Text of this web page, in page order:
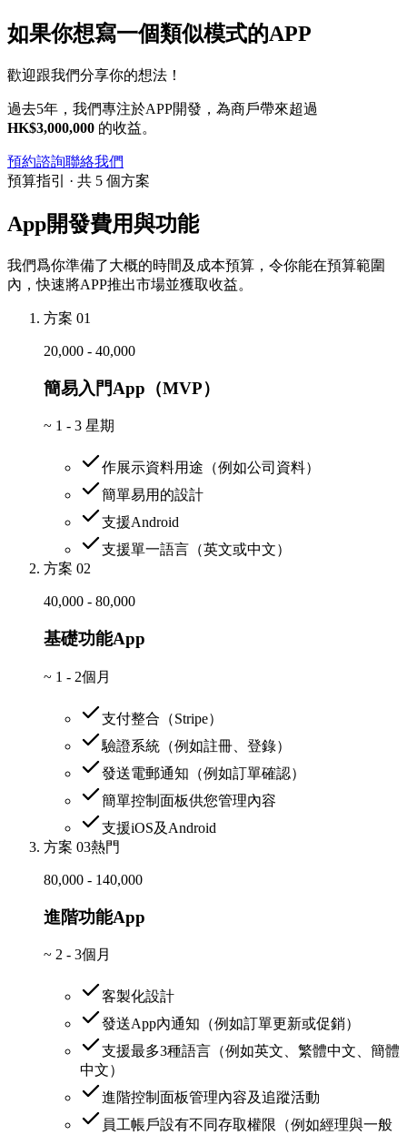
如果你想寫一個類似模式的APP
歡迎跟我們分享你的想法！
過去5年，我們專注於APP開發，為商戶帶來超過
HK$3,000,000 的收益。
預約諮詢聯絡我們
預算指引 · 共 5 個方案
App開發費用與功能
我們爲你準備了大概的時間及成本預算，令你能在預算範圍
內，快速將APP推出市場並獲取收益。
方案 01
20,000 - 40,000
簡易入門App（MVP）
~ 1 - 3 星期
作展示資料用途（例如公司資料）
簡單易用的設計
支援Android
支援單一語言（英文或中文）
方案 02
40,000 - 80,000
基礎功能App
~ 1 - 2個月
支付整合（Stripe）
驗證系統（例如註冊、登錄）
發送電郵通知（例如訂單確認）
簡單控制面板供您管理內容
支援iOS及Android
方案 03熱門
80,000 - 140,000
進階功能App
~ 2 - 3個月
客製化設計
發送App內通知（例如訂單更新或促銷）
支援最多3種語言（例如英文、繁體中文、簡體
中文）
進階控制面板管理內容及追蹤活動
員工帳戶設有不同存取權限（例如經理與一般